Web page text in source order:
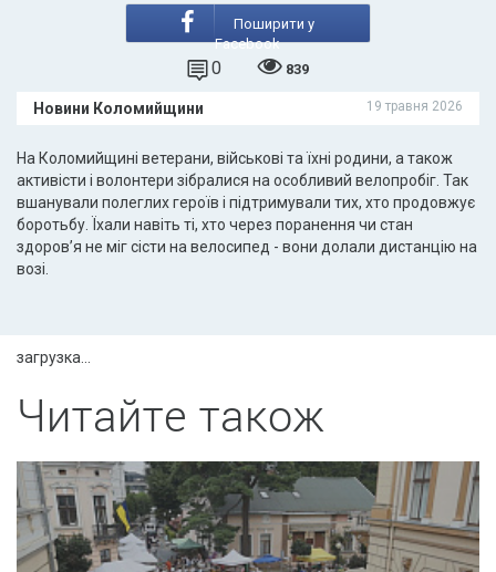
Поширити у
Facebook
0 839
Новини Коломийщини 19 травня 2026
На Коломийщині ветерани, військові та їхні родини, а також
активісти і волонтери зібралися на особливий велопробіг. Так
вшанували полеглих героїв і підтримували тих, хто продовжує
боротьбу. Їхали навіть ті, хто через поранення чи стан
здоров’я не міг сісти на велосипед - вони долали дистанцію на
возі.
загрузка...
Читайте також